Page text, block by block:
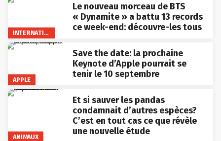
INTERNATIONAL
Le nouveau morceau de BTS
« Dynamite » a battu 13 records
ce week-end: découvre-les tous
APPLE
Save the date: la prochaine
Keynote d’Apple pourrait se
tenir le 10 septembre
ANIMAUX
Et si sauver les pandas
condamnait d’autres espèces?
C’est en tout cas ce que révèle
une nouvelle étude